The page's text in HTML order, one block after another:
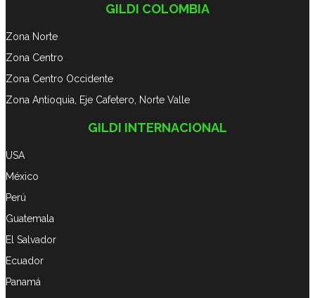
GILDI COLOMBIA
Zona Norte
Zona Centro
Zona Centro Occidente
Zona Antioquia, Eje Cafetero, Norte Valle
GILDI INTERNACIONAL
USA
México
Perú
Guatemala
El Salvador
Ecuador
Panamá